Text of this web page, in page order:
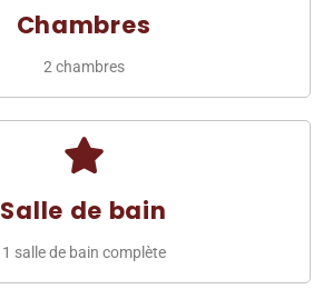
Chambres
2 chambres
Salle de bain
1 salle de bain complète